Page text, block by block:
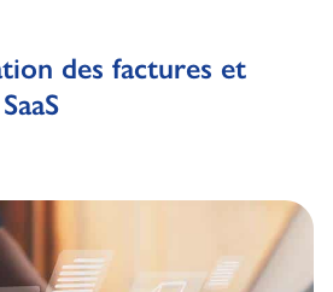
des factures et